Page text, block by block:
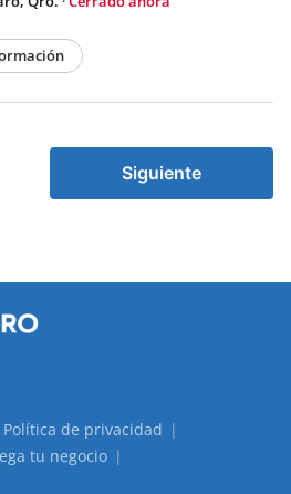
Siguiente
Política de privacidad
tu negocio